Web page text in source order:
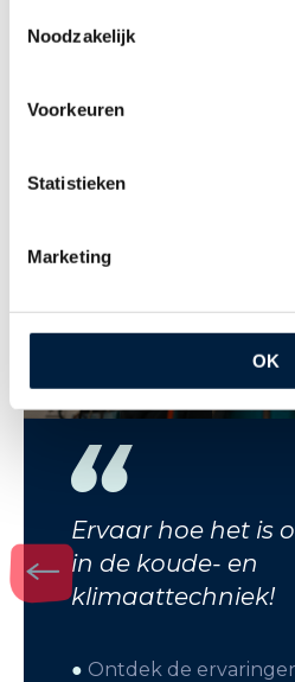
Noodzakelijk
Voorkeuren
Statistieken
Marketing
OK
Verhalen van
Ervaar hoe het is
in de koude- en
klimaattechniek!
● Ontdek de